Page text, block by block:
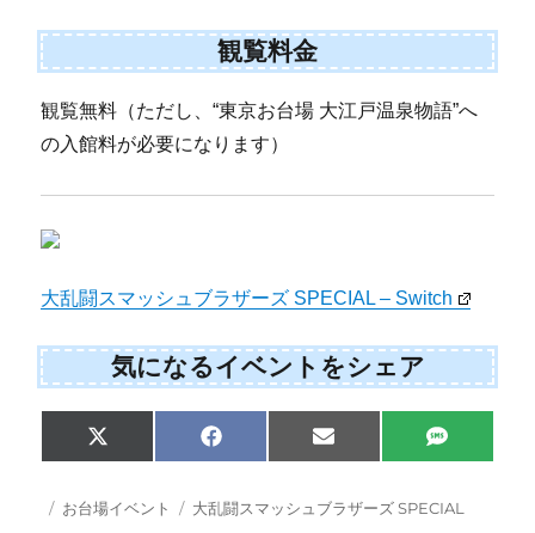
観覧料金
観覧無料（ただし、“東京お台場 大江戸温泉物語”へ
の入館料が必要になります）
大乱闘スマッシュブラザーズ SPECIAL – Switch
気になるイベントをシェア
Share
on
X
(
w
i
Share
on
F
a
e
b
Share
on
E
m
i
l
Share
on
S
M
投 カ
お台場イベント
タ
大乱闘スマッシュブラザーズ SPECIAL